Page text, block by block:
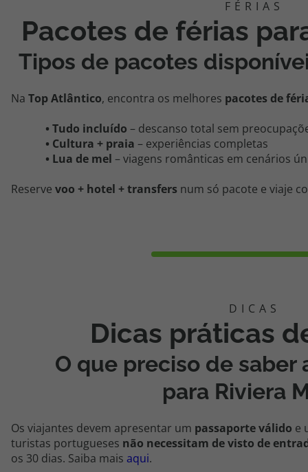
Pacotes de férias
Tipos de pacotes
Na Top Atlântico, encontra os melhores pacotes de
• Tudo incluído – descanso total sem
• Cultura + praia – experiências completas
• Lua de mel – viagens românticas em cenários
Reserve voo + hotel + transfers num só pacote e viaje
Dicas práticas
O que preciso de saber
para Riviera
Os viajantes devem apresentar um passaporte válido e
turistas portugueses não necessitam de visto de
os 30 dias. Saiba mais aqui.